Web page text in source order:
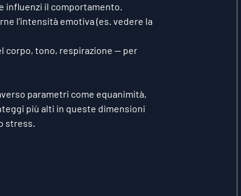
influenzi il comportamento.
l’intensità emotiva (es. vedere la
corpo, tono, respirazione — per
parametri come equanimità,
più alti in queste dimensioni
stress.